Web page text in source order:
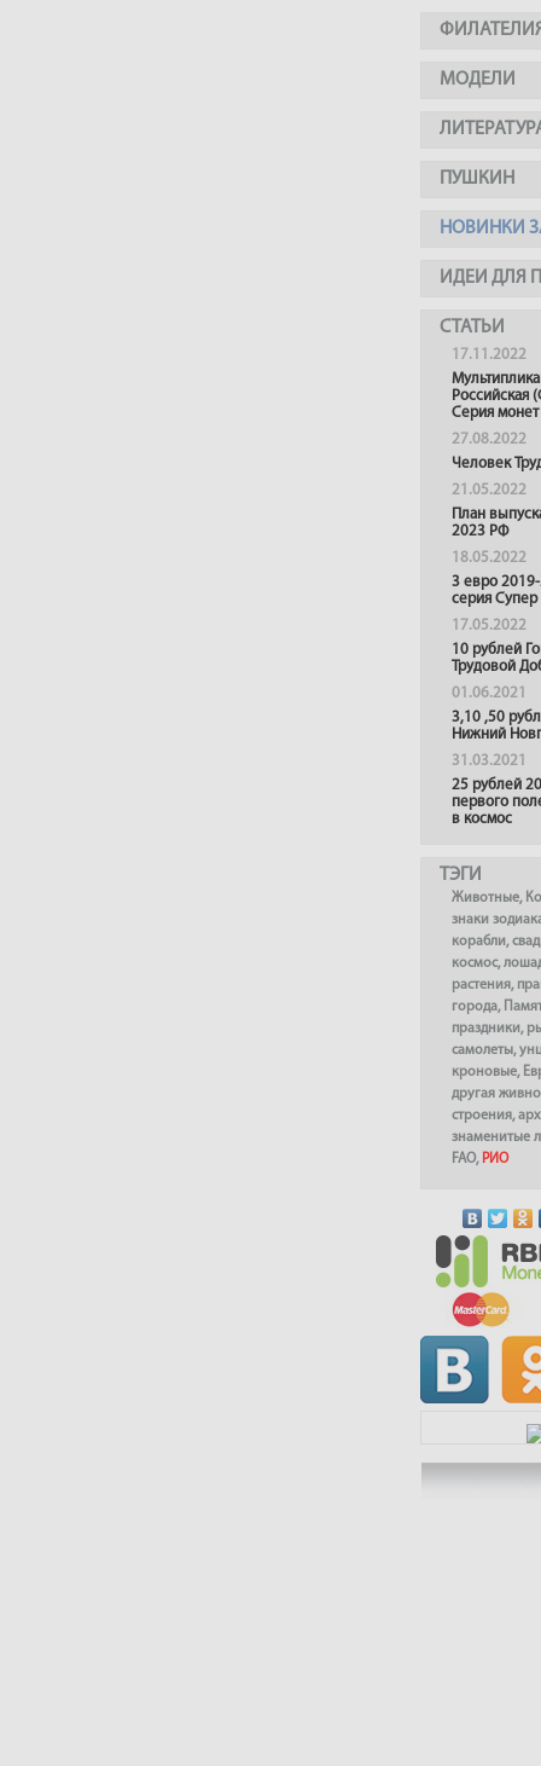
МОДЕЛИ
ПУШКИН
НОВИНКИ
ИДЕИ ДЛЯ
СТАТЬИ
17.11.2022
Российская
Серия монет
27.08.2022
Человек
21.05.2022
План
2023 РФ
18.05.2022
3 евро
серия
17.05.2022
10 рублей
Трудовой
01.06.2021
3,10 ,50
Нижний
31.03.2021
25 рублей
первого
в космос
ТЭГИ
Животные,
знаки
корабли,
космос,
растения,
города,
праздники,
самолеты,
кроновые,
другая
строения,
знаменитые
FAO, РИО